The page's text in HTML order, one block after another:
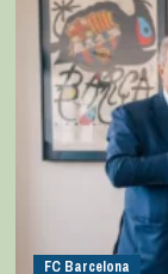
FC Barcelona